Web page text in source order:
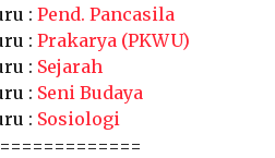
: Pend. Pancasila
: Prakarya (PKWU)
: Sejarah
: Seni Budaya
: Sosiologi